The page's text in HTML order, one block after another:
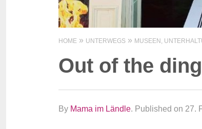
HOME UNTERWEGS MUSEEN,
Out of the
By Mama im Ländle. Published on 27.